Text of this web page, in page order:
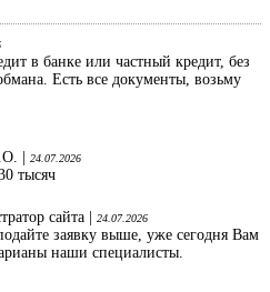
в банке или частный кредит, без
Есть все документы, возьму
|
24.07.2026
тысяч
сайта | 24.07.2026
заявку выше, уже сегодня Вам
наши специалисты.